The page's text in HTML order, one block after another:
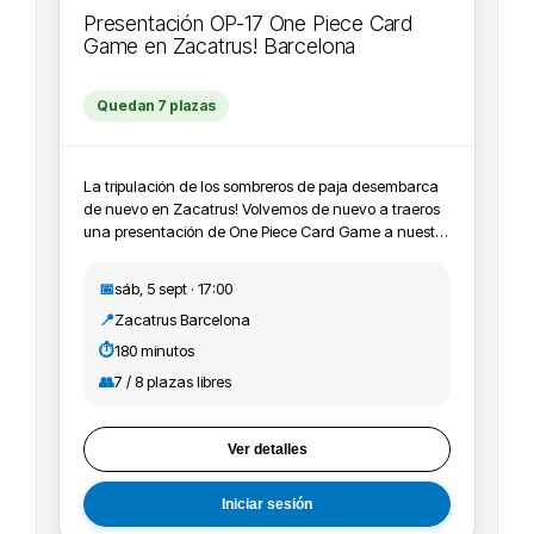
Presentación OP-17 One Piece Card
Game en Zacatrus! Barcelona
Quedan 7 plazas
La tripulación de los sombreros de paja desembarca
de nuevo en Zacatrus! Volvemos de nuevo a traeros
una presentación de One Piece Card Game a nuestra
nosotros. ¡Te esperamos Nakama!
IMPORTANTE:Recordamos que todos los eventos de
One Piece Card Game deben estar registrados en
participantes que se apunten crearse cuenta y
📅sáb, 5 sept · 17:00
📍Zacatrus Barcelona
⏱️180 minutos
👥7 / 8 plazas libres
Ver detalles
Iniciar sesión